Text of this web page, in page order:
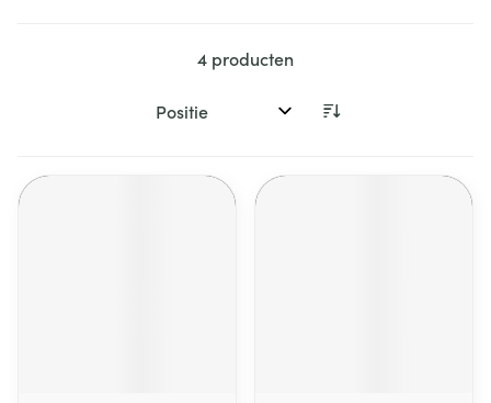
4 producten
Sorteer op: